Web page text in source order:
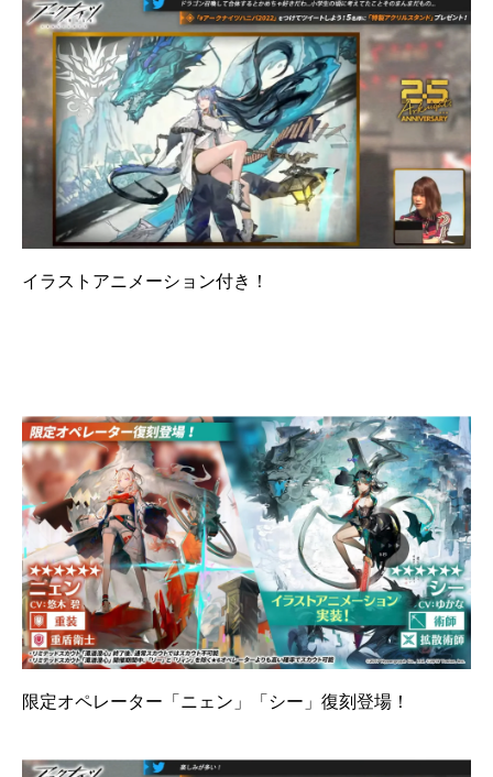
イラストアニメーション付き！
限定オペレーター「ニェン」「シー」復刻登場！